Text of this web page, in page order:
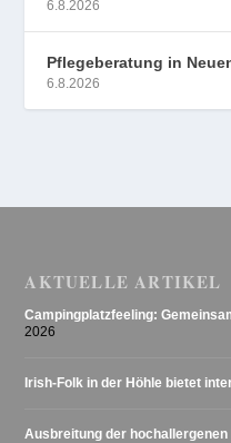
6.8.2026
Pflegeberatung in
6.8.2026
AKTUELLE ARTIKEL
Campingplatzfeeling:
2026
Irish-Folk in der Höhle bietet
Ausbreitung der